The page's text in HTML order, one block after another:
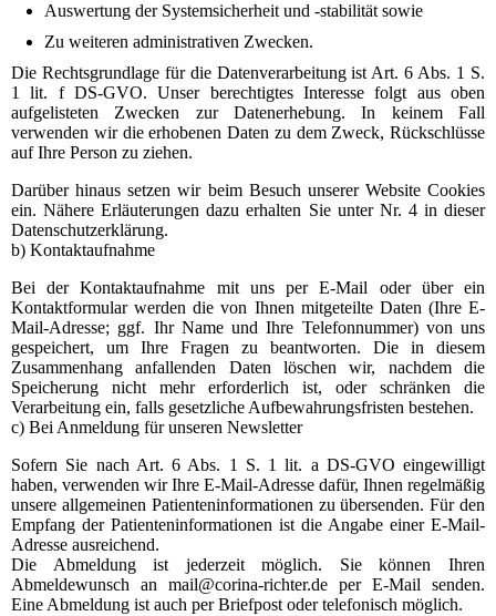
Auswertung der Systemsicherheit und -stabilität sowie
Zu weiteren administrativen Zwecken.
Die Rechtsgrundlage für die Datenverarbeitung ist Art. 6 Abs. 1 S.
1 lit. f DS-GVO. Unser berechtigtes Interesse folgt aus oben
aufgelisteten Zwecken zur Datenerhebung. In keinem Fall
verwenden wir die erhobenen Daten zu dem Zweck, Rückschlüsse
auf Ihre Person zu ziehen.
Darüber hinaus setzen wir beim Besuch unserer Website Cookies
ein. Nähere Erläuterungen dazu erhalten Sie unter Nr. 4 in dieser
Datenschutzerklärung.
b) Kontaktaufnahme
Bei der Kontaktaufnahme mit uns per E-Mail oder über ein
Kontaktformular werden die von Ihnen mitgeteilte Daten (Ihre E-
Mail-Adresse; ggf. Ihr Name und Ihre Telefonnummer) von uns
gespeichert, um Ihre Fragen zu beantworten. Die in diesem
Zusammenhang anfallenden Daten löschen wir, nachdem die
Speicherung nicht mehr erforderlich ist, oder schränken die
Verarbeitung ein, falls gesetzliche Aufbewahrungsfristen bestehen.
c) Bei Anmeldung für unseren Newsletter
Sofern Sie nach Art. 6 Abs. 1 S. 1 lit. a DS-GVO eingewilligt
haben, verwenden wir Ihre E-Mail-Adresse dafür, Ihnen regelmäßig
unsere allgemeinen Patienteninformationen zu übersenden. Für den
Empfang der Patienteninformationen ist die Angabe einer E-Mail-
Adresse ausreichend.
Die Abmeldung ist jederzeit möglich. Sie können Ihren
Abmeldewunsch an mail@corina-richter.de per E-Mail senden.
Eine Abmeldung ist auch per Briefpost oder telefonisch möglich.